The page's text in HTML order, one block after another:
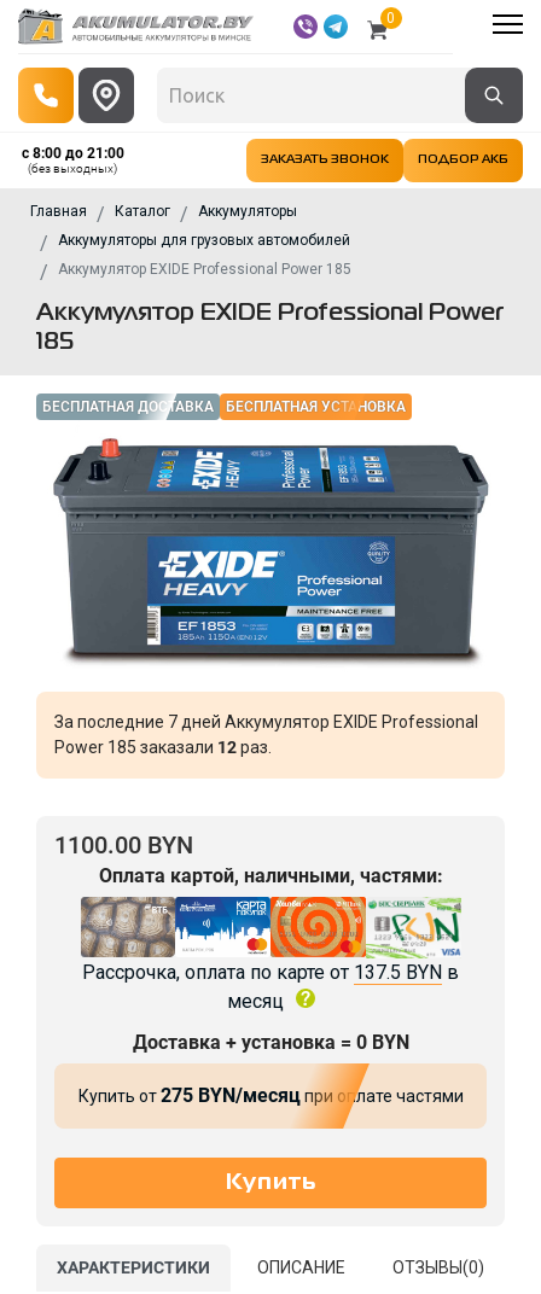
0
с 8:00 до 21:00
(без выходных)
ЗАКАЗАТЬ ЗВОНОК ПОДБОР АКБ
Главная Каталог
Аккумуляторы
Аккумуляторы для грузовых автомобилей
Аккумулятор EXIDE Professional Power 185
Аккумулятор EXIDE Professional Power
185
БЕСПЛАТНАЯ ДОСТАВКА БЕСПЛАТНАЯ УСТАНОВКА
За последние 7 дней Аккумулятор EXIDE Professional
Power 185 заказали 12раз.
1100.00 BYN
Оплата картой, наличными, частями:
Рассрочка, оплата по карте от 137.5 BYN в
месяц
Доставка + установка = 0 BYN
Купить от275 BYN/месяцпри оплате частями
ХАРАКТЕРИСТИКИ ОПИСАНИЕ ОТЗЫВЫ(0)